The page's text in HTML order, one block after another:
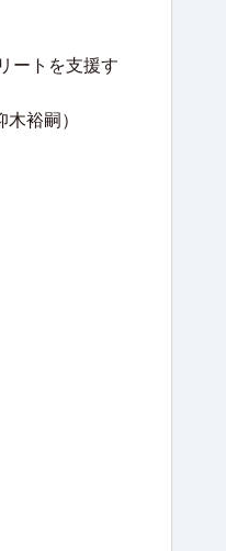
ートを支援す
裕嗣）